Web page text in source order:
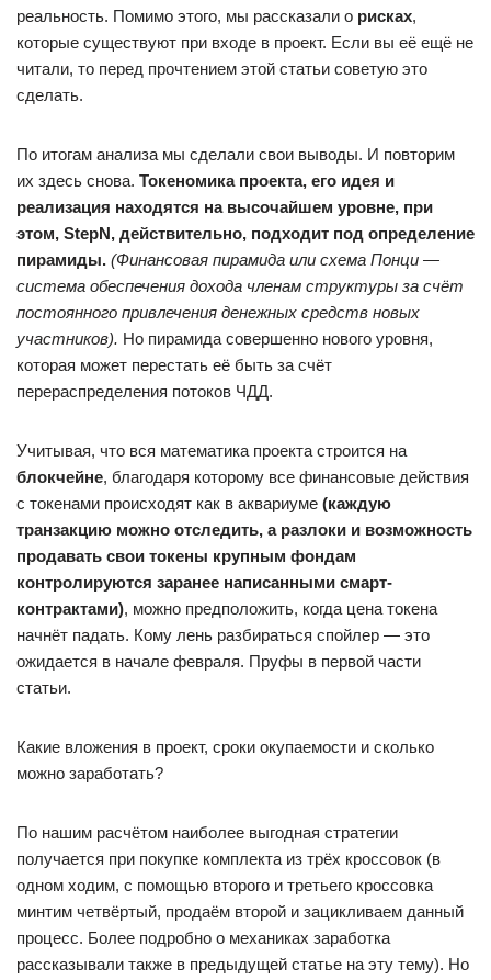
реальность. Помимо этого, мы рассказали о рисках,
которые существуют при входе в проект. Если вы её ещё не
читали, то перед прочтением этой статьи советую это
сделать.
По итогам анализа мы сделали свои выводы. И повторим
их здесь снова. Токеномика проекта, его идея и
реализация находятся на высочайшем уровне, при
этом, StepN, действительно, подходит под определение
пирамиды. (Финансовая пирамида или схема Понци —
система обеспечения дохода членам структуры за счёт
постоянного привлечения денежных средств новых
участников). Но пирамида совершенно нового уровня,
которая может перестать её быть за счёт
перераспределения потоков ЧДД.
Учитывая, что вся математика проекта строится на
блокчейне, благодаря которому все финансовые действия
с токенами происходят как в аквариуме (каждую
транзакцию можно отследить, а разлоки и возможность
продавать свои токены крупным фондам
контролируются заранее написанными смарт-
контрактами), можно предположить, когда цена токена
начнёт падать. Кому лень разбираться спойлер — это
ожидается в начале февраля. Пруфы в первой части
статьи.
Какие вложения в проект, сроки окупаемости и сколько
можно заработать?
По нашим расчётом наиболее выгодная стратегии
получается при покупке комплекта из трёх кроссовок (в
одном ходим, с помощью второго и третьего кроссовка
минтим четвёртый, продаём второй и зацикливаем данный
процесс. Более подробно о механиках заработка
рассказывали также в предыдущей статье на эту тему). Но